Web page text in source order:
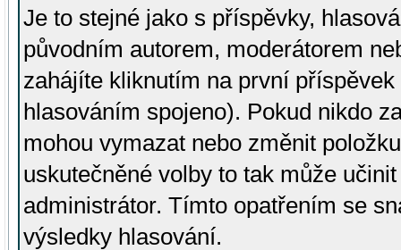
Je to stejné jako s příspěvky,
původním autorem, moderátorem
zahájíte kliknutím na první
hlasováním spojeno). Pokud nikdo
mohou vymazat nebo změnit
uskutečněné volby to tak může
administrátor. Tímto opatřením se
výsledky hlasování.